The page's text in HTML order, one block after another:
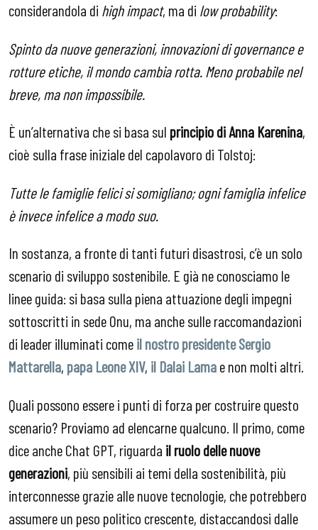
considerandola di high impact, ma di low probability:
Spinto da nuove generazioni, innovazioni di governance e
rotture etiche, il mondo cambia rotta. Meno probabile nel
breve, ma non impossibile.
È un’alternativa che si basa sul principio di Anna Karenina,
cioè sulla frase iniziale del capolavoro di Tolstoj:
Tutte le famiglie felici si somigliano; ogni famiglia infelice
è invece infelice a modo suo.
In sostanza, a fronte di tanti futuri disastrosi, c’è un solo
scenario di sviluppo sostenibile. E già ne conosciamo le
linee guida: si basa sulla piena attuazione degli impegni
sottoscritti in sede Onu, ma anche sulle raccomandazioni
di leader illuminati comeil nostro presidente Sergio
Mattarella, papa Leone XIV, il Dalai Lamae non molti altri.
Quali possono essere i punti di forza per costruire questo
scenario? Proviamo ad elencarne qualcuno. Il primo, come
dice anche Chat GPT, riguarda il ruolo delle nuove
generazioni, più sensibili ai temi della sostenibilità, più
interconnesse grazie alle nuove tecnologie, che potrebbero
assumere un peso politico crescente, distaccandosi dalle